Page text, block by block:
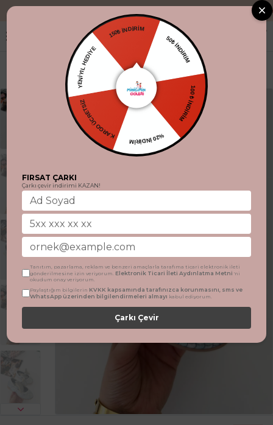
"Aynı gün
150₺ İNDİRİM
50₺ İNDİRİM
100 ₺ İNDİRİM
%20 İNDİRİM
KARGO ÜCRETSİZ
YENİYIL HEDİYE
FIRSAT ÇARKI
Çarkı çevir indirimi KAZAN!
Tanıtım, pazarlama, reklam ve benzeri amaçlarla tarafıma ticari elektronik ileti
gönderilmesine izin veriyorum. Elektronik Ticari İleti Aydınlatma Metni 'ni
okudum onay veriyorum.
Paylaştığım bilgilerin KVKK kapsamında tarafınızca korunmasını, sms ve
WhatsApp üzerinden bilgilendirmeleri almayı kabul ediyorum.
Çarkı Çevir